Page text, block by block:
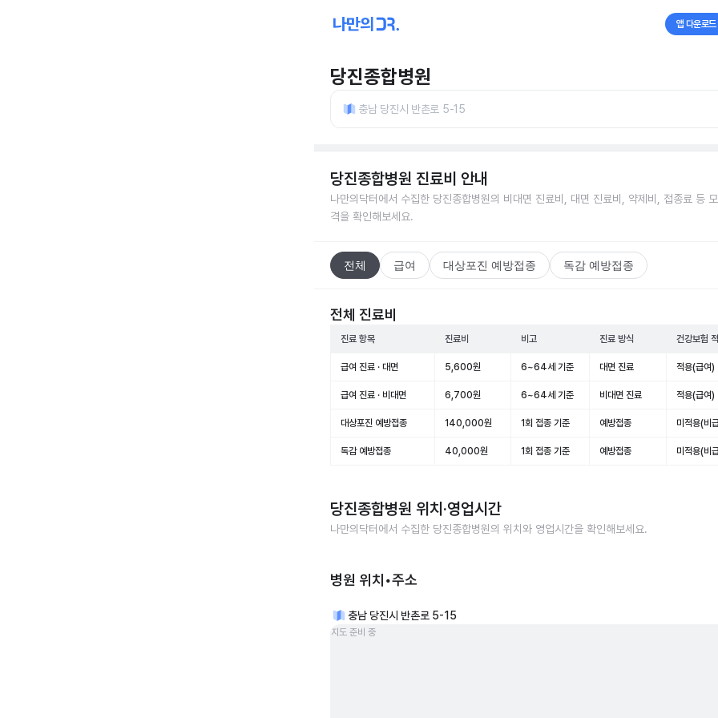
앱 다운로드
당진종합병원
충남 당진시 반촌로 5-15
당진종합병원 진료비 안내
나만의닥터에서 수집한 당진종합병원의 비대면 진료비, 대면 진료비, 약제비, 접종료 등
격을 확인해보세요.
전체 급여 대상포진 예방접종 독감 예방접종
전체 진료비
진료 항목 진료비 비고 진료 방식 건강보험
급여 진료 · 대면 5,600원 6~64세 기준 대면 진료 적용(급여)
급여 진료 · 비대면 6,700원 6~64세 기준 비대면 진료 적용(급여)
대상포진 예방접종 140,000원 1회 접종 기준 예방접종 미적용(비
독감 예방접종 40,000원 1회 접종 기준 예방접종 미적용(비
당진종합병원 위치·영업시간
나만의닥터에서 수집한 당진종합병원의 위치와 영업시간을 확인해보세요.
병원 위치•주소
충남 당진시 반촌로 5-15
지도 준비 중